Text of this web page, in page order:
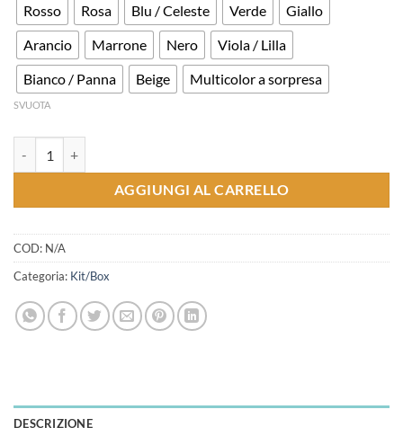
Rosso Rosa Blu / Celeste Verde
Giallo
Arancio
Marrone Nero
Viola / Lilla
Bianco / Panna
Beige Multicolor a sorpresa
SVUOTA
AGGIUNGI AL CARRELLO
COD: N/A
Categoria: Kit/Box
DESCRIZIONE